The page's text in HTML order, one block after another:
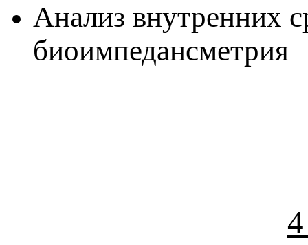
Анализ внутренних
биоимпедансметрия